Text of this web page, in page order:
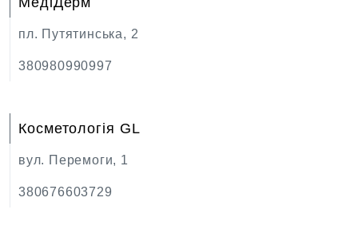
пл. Путятинська, 2
380980990997
Косметологія GL
вул. Перемоги, 1
380676603729